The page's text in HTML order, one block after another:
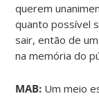
querem
quanto possível
sair, então de
na memória do
MAB: Um meio